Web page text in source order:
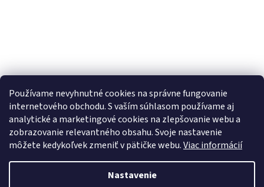
Používame nevyhnutné cookies na správne fungovanie
internetového obchodu. S vaším súhlasom používame aj
analytické a marketingové cookies na zlepšovanie webu a
zobrazovanie relevantného obsahu. Svoje nastavenie
môžete kedykoľvek zmeniť v pätičke webu.Viac informácií
Nastavenie